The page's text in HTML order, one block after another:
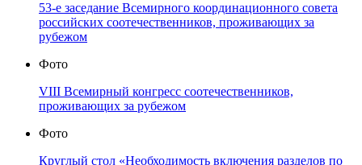
53-е заседание Всемирного координационного совета
российских соотечественников, проживающих за
рубежом
Фото
VIII Всемирный конгресс соотечественников,
проживающих за рубежом
Фото
Круглый стол «Необходимость включения разделов по